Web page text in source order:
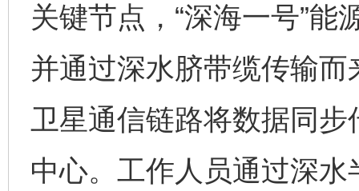
关键节点，“深海一号”
并通过深水脐带缆传输
卫星通信链路将数据同
中心。工作人员通过深